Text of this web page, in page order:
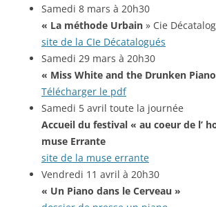
Samedi 8 mars à 20h30
« La méthode Urbain » Cie
site de la CIe Décatalogués
Samedi 29 mars à 20h30
« Miss White and the Drunken
Télécharger le pdf
Samedi 5 avril toute la journée
Accueil du festival « au coeur de l’
muse Errante
site de la muse errante
Vendredi 11 avril à 20h30
« Un Piano dans le Cerveau »